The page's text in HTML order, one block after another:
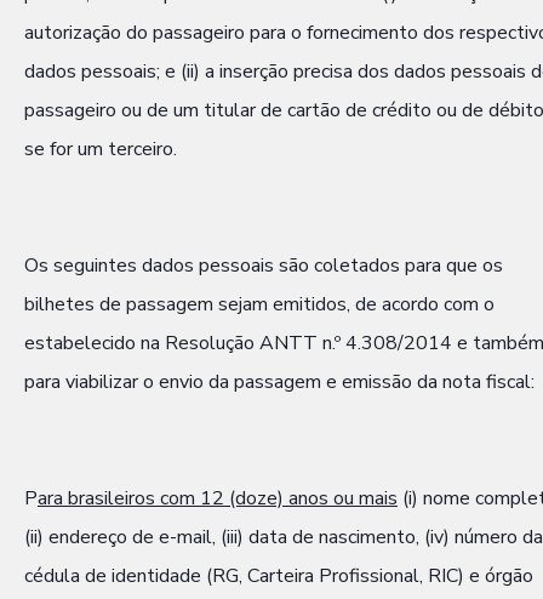
autorização do passageiro para o fornecimento dos
dados pessoais; e (ii) a inserção precisa dos dados pessoais
passageiro ou de um titular de cartão de crédito ou de
se for um terceiro.
Os seguintes dados pessoais são coletados para que os
bilhetes de passagem sejam emitidos, de acordo com o
estabelecido na Resolução ANTT n.º 4.308/2014 e também
para viabilizar o envio da passagem e emissão da nota fiscal:
Para brasileiros com 12 (doze) anos ou mais (i) nome
(ii) endereço de e-mail, (iii) data de nascimento, (iv) número da
cédula de identidade (RG, Carteira Profissional, RIC) e órgão